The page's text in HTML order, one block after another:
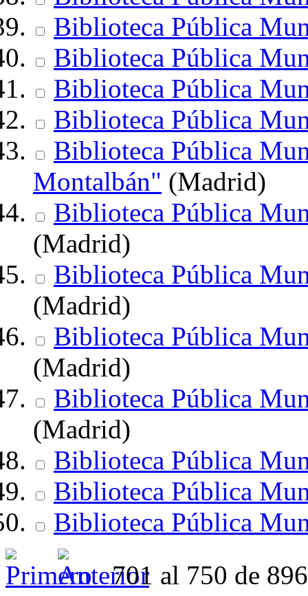
Biblioteca Pública
Biblioteca Pública
Biblioteca Pública
Biblioteca Pública
Biblioteca Pública
Montalbán" (Madrid)
Biblioteca Pública
(Madrid)
Biblioteca Pública
(Madrid)
Biblioteca Pública
(Madrid)
Biblioteca Pública
(Madrid)
Biblioteca Pública
Biblioteca Pública
Biblioteca Pública
701 al 750 de